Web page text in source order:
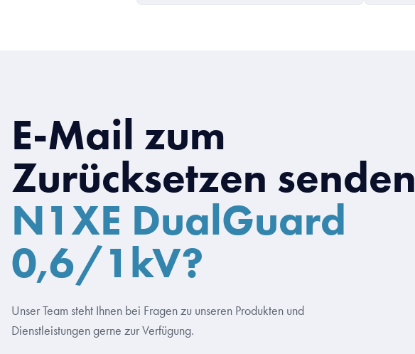
E-Mail zum
Zurücksetzen senden
N1XE DualGuard
0,6/1kV?
Unser Team steht Ihnen bei Fragen zu unseren Produkten und
Dienstleistungen gerne zur Verfügung.